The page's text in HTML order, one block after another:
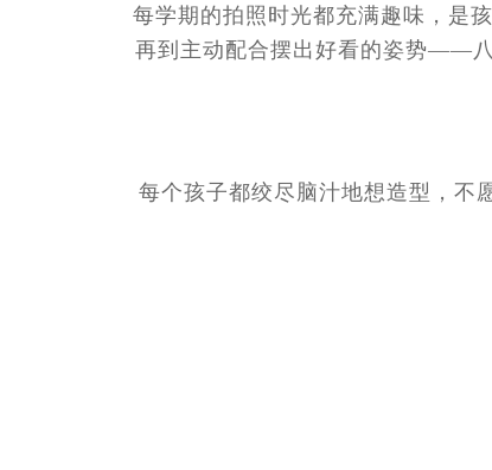
每学期的拍照时光都充满趣味，是
再到主动配合摆出好看的姿势——八
每个孩子都绞尽脑汁地想造型，不